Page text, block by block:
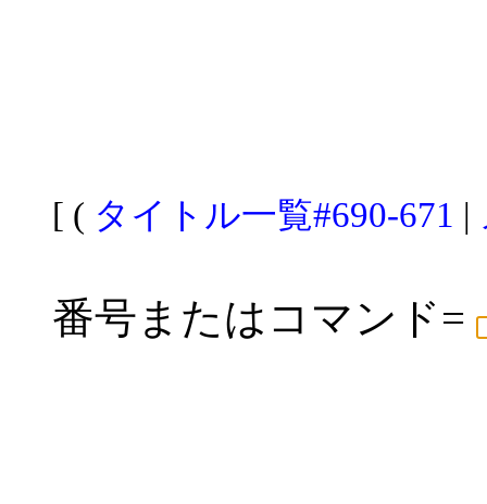
[ ( タイトル一覧#690-671 |
番号またはコマンド=